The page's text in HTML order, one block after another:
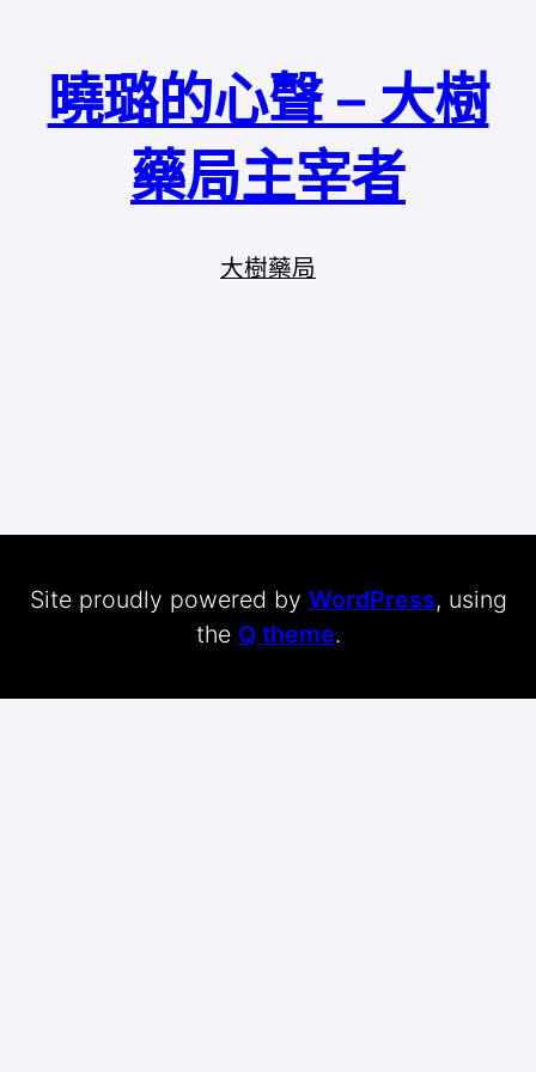
曉璐的心聲 – 大樹
藥局主宰者
大樹藥局
Site proudly powered by WordPress, using
the Q theme.